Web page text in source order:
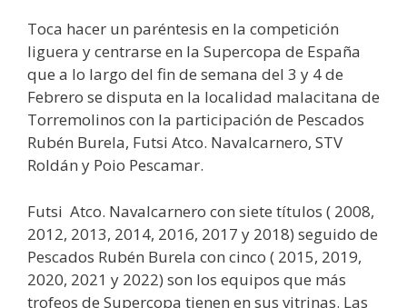
Toca hacer un paréntesis en la competición
liguera y centrarse en la Supercopa de España
que a lo largo del fin de semana del 3 y 4 de
Febrero se disputa en la localidad malacitana de
Torremolinos con la participación de Pescados
Rubén Burela, Futsi Atco. Navalcarnero, STV
Roldán y Poio Pescamar.
Futsi Atco. Navalcarnero con siete títulos ( 2008,
2012, 2013, 2014, 2016, 2017 y 2018) seguido de
Pescados Rubén Burela con cinco ( 2015, 2019,
2020, 2021 y 2022) son los equipos que más
trofeos de Supercopa tienen en sus vitrinas. Las